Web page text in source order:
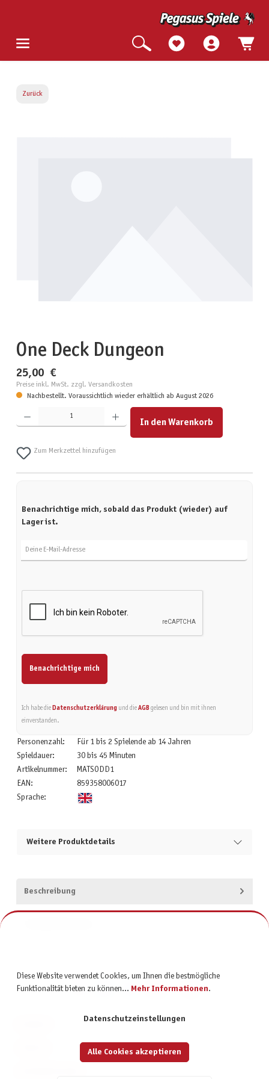
Zurück
One Deck Dungeon
25,00 €
Preise inkl. MwSt. zzgl. Versandkosten
Nachbestellt. Voraussichtlich wieder erhältlich ab August 2026
Produkt Anzahl: Gib den gewünschten Wert ein oder benutze die Schaltflächen um die Anzahl zu
In den Warenkorb
Zum Merkzettel hinzufügen
Benachrichtige mich, sobald das Produkt (wieder) auf
Lager ist.
Benachrichtige mich
Ich habe die Datenschutzerklärungund die AGBgelesen und bin mit ihnen
einverstanden.
Personenzahl:
Für 1 bis 2 Spielende ab 14 Jahren
Spieldauer:
30 bis 45 Minuten
Artikelnummer:
MATSODD1
EAN:
859358006017
Sprache:
Weitere Produktdetails
Beschreibung
Diese Website verwendet Cookies, um Ihnen die bestmögliche
Funktionalität bieten zu können... Mehr Informationen.
Datenschutzeinstellungen
Alle Cookies akzeptieren